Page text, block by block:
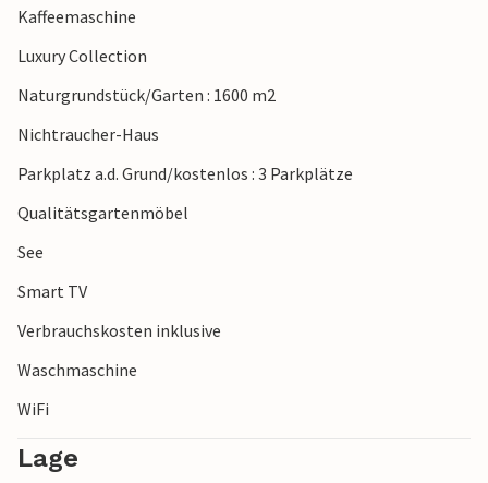
Ein zusätzliches Highlight des Ferienhauses ist der
Aussichtspunkt, von dem aus Sie einen unvergesslichen
Umgebung haben. Lassen Sie sich von der einzigartigen
Landschaft verzaubern und genießen Sie einen Urlaub
Kaffeemaschine
Luxury Collection
Naturgrundstück/Garten : 1600 m2
Nichtraucher-Haus
Parkplatz a.d. Grund/kostenlos : 3 Parkplätze
Qualitätsgartenmöbel
See
Smart TV
Verbrauchskosten inklusive
Waschmaschine
WiFi
Lage